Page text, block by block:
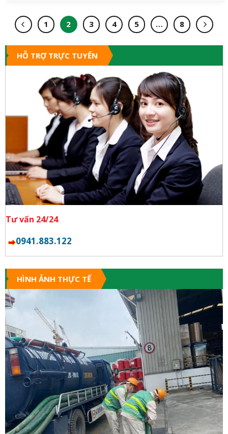
1 2 3 4 5 … 8
HỖ TRỢ TRỰC TUYẾN
Tư vấn 24/24
0941.883.122
HÌNH ẢNH THỰC TẾ